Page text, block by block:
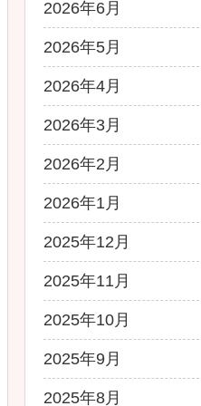
2026年6月
2026年5月
2026年4月
2026年3月
2026年2月
2026年1月
2025年12月
2025年11月
2025年10月
2025年9月
2025年8月